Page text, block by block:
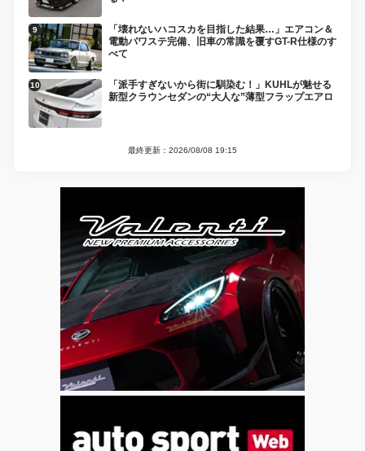
「壊れないハコスカを目指した結果…」エアコン＆
電動パワステ完備、旧車の常識を覆すGT-R仕様のす
べて
「派手すぎないから街に馴染む！」KUHLが魅せる
新型クラウンセダンの“大人な”薄型フラップエアロ
最終更新：2026/08/08 19:15